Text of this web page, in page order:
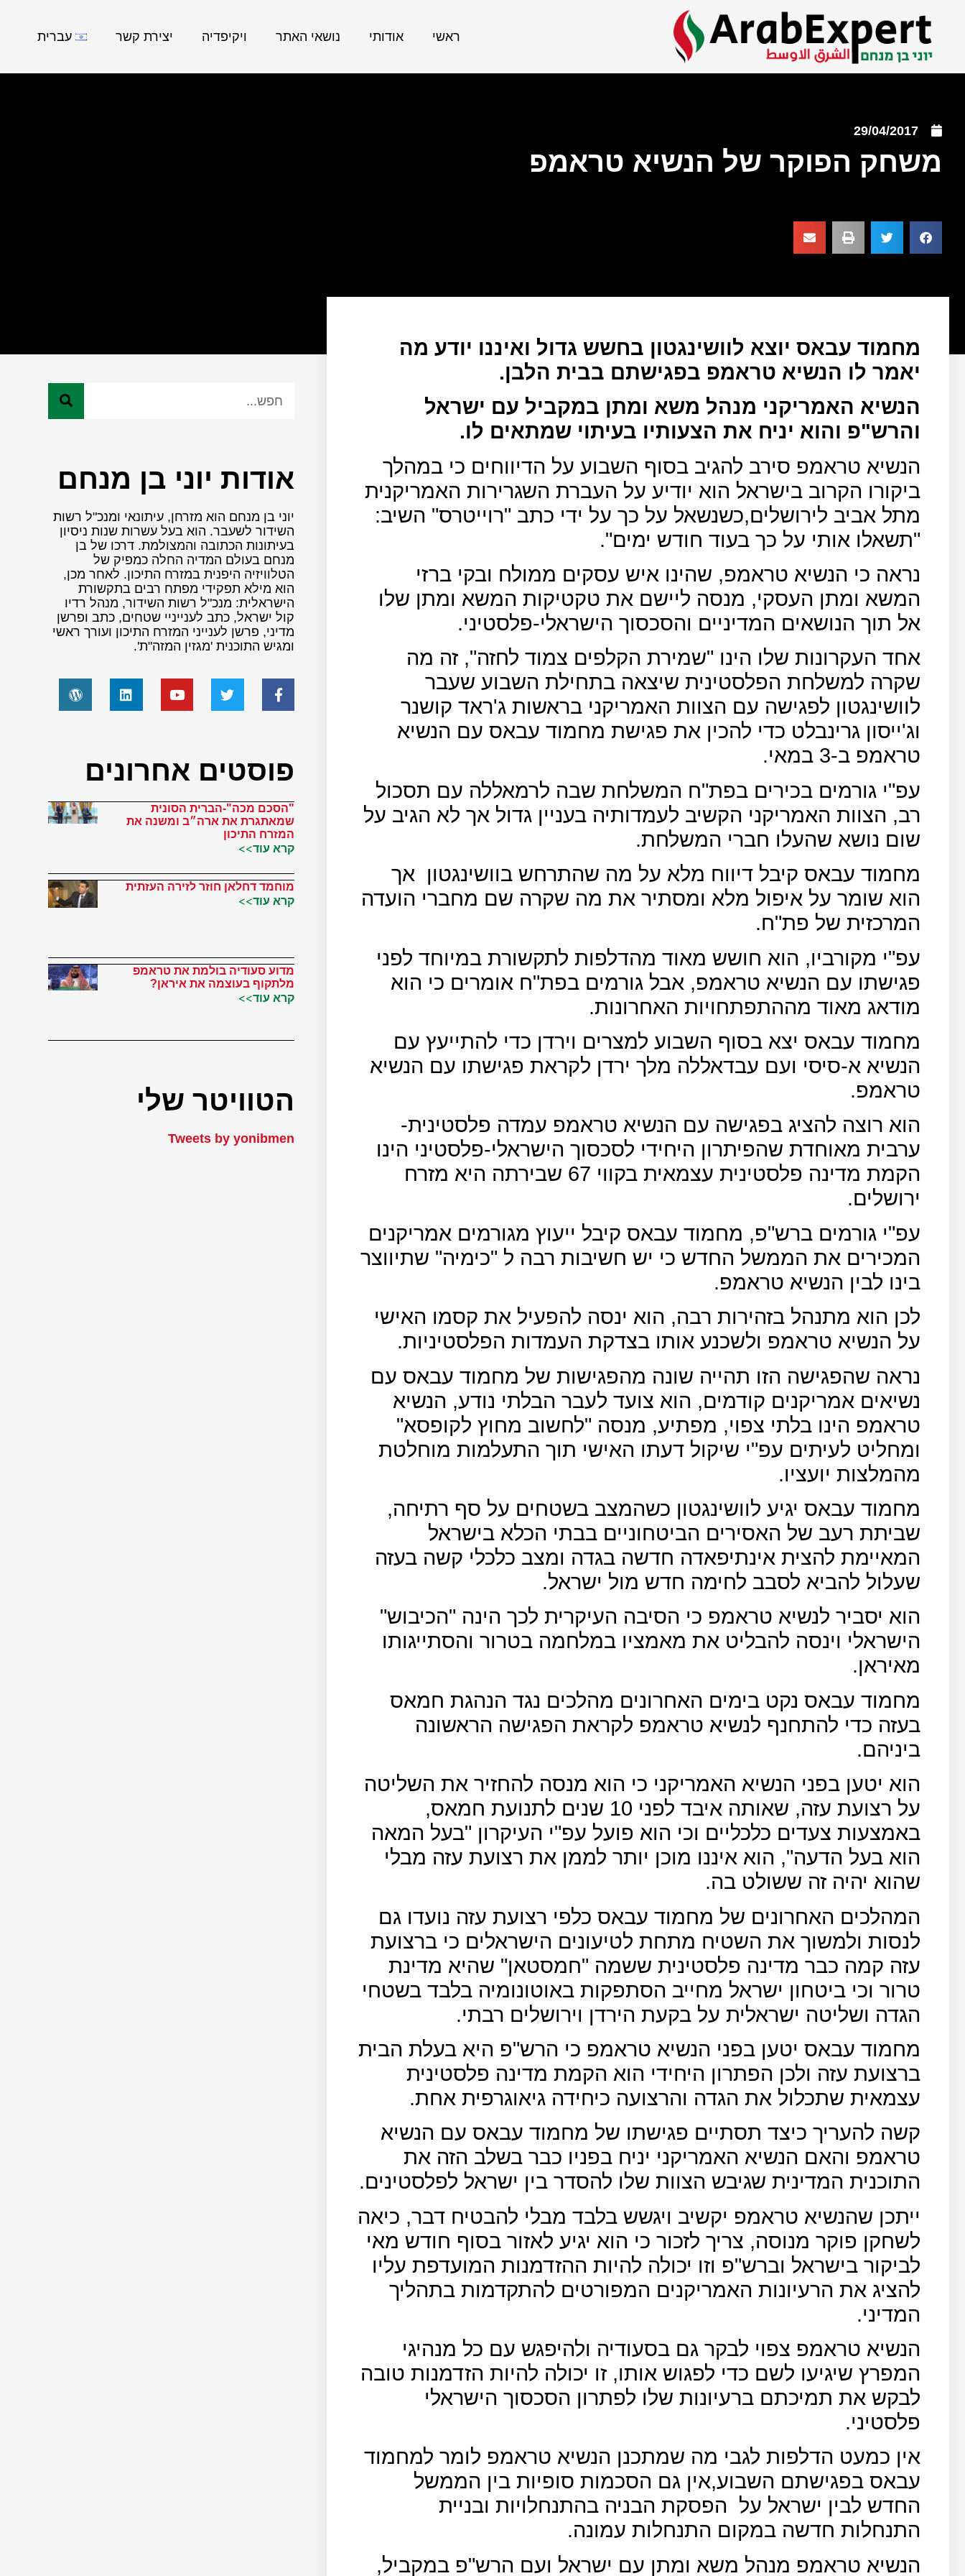
ראשי אודותי נושאי האתר ויקיפדיה יצירת קשר עברית
29/04/2017
משחק הפוקר של הנשיא טראמפ
מחמוד עבאס יוצא לוושינגטון בחשש גדול ואיננו יודע מה
יאמר לו הנשיא טראמפ בפגישתם בבית הלבן.
הנשיא האמריקני מנהל משא ומתן במקביל עם ישראל
והרש"פ והוא יניח את הצעותיו בעיתוי שמתאים לו.
הנשיא טראמפ סירב להגיב בסוף השבוע על הדיווחים כי במהלך
ביקורו הקרוב בישראל הוא יודיע על העברת השגרירות האמריקנית
מתל אביב לירושלים,כשנשאל על כך על ידי כתב "רוייטרס" השיב:
"תשאלו אותי על כך בעוד חודש ימים".
נראה כי הנשיא טראמפ, שהינו איש עסקים ממולח ובקי ברזי
המשא ומתן העסקי, מנסה ליישם את טקטיקות המשא ומתן שלו
אל תוך הנושאים המדיניים והסכסוך הישראלי-פלסטיני.
אחד העקרונות שלו הינו "שמירת הקלפים צמוד לחזה", זה מה
שקרה למשלחת הפלסטינית שיצאה בתחילת השבוע שעבר
לוושינגטון לפגישה עם הצוות האמריקני בראשות ג'ראד קושנר
וג'ייסון גרינבלט כדי להכין את פגישת מחמוד עבאס עם הנשיא
טראמפ ב-3 במאי.
עפ"י גורמים בכירים בפת"ח המשלחת שבה לרמאללה עם תסכול
רב, הצוות האמריקני הקשיב לעמדותיה בעניין גדול אך לא הגיב על
שום נושא שהעלו חברי המשלחת.
מחמוד עבאס קיבל דיווח מלא על מה שהתרחש בוושינגטון אך
הוא שומר על איפול מלא ומסתיר את מה שקרה שם מחברי הועדה
המרכזית של פת"ח.
עפ"י מקורביו, הוא חושש מאוד מהדלפות לתקשורת במיוחד לפני
פגישתו עם הנשיא טראמפ, אבל גורמים בפת"ח אומרים כי הוא
מודאג מאוד מההתפתחויות האחרונות.
מחמוד עבאס יצא בסוף השבוע למצרים וירדן כדי להתייעץ עם
הנשיא א-סיסי ועם עבדאללה מלך ירדן לקראת פגישתו עם הנשיא
טראמפ.
הוא רוצה להציג בפגישה עם הנשיא טראמפ עמדה פלסטינית-
ערבית מאוחדת שהפיתרון היחידי לסכסוך הישראלי-פלסטיני הינו
הקמת מדינה פלסטינית עצמאית בקווי 67 שבירתה היא מזרח
ירושלים.
עפ"י גורמים ברש"פ, מחמוד עבאס קיבל ייעוץ מגורמים אמריקנים
המכירים את הממשל החדש כי יש חשיבות רבה ל "כימיה" שתיווצר
בינו לבין הנשיא טראמפ.
לכן הוא מתנהל בזהירות רבה, הוא ינסה להפעיל את קסמו האישי
על הנשיא טראמפ ולשכנע אותו בצדקת העמדות הפלסטיניות.
נראה שהפגישה הזו תהייה שונה מהפגישות של מחמוד עבאס עם
נשיאים אמריקנים קודמים, הוא צועד לעבר הבלתי נודע, הנשיא
טראמפ הינו בלתי צפוי, מפתיע, מנסה "לחשוב מחוץ לקופסא"
ומחליט לעיתים עפ"י שיקול דעתו האישי תוך התעלמות מוחלטת
מהמלצות יועציו.
מחמוד עבאס יגיע לוושינגטון כשהמצב בשטחים על סף רתיחה,
שביתת רעב של האסירים הביטחוניים בבתי הכלא בישראל
המאיימת להצית אינתיפאדה חדשה בגדה ומצב כלכלי קשה בעזה
שעלול להביא לסבב לחימה חדש מול ישראל.
הוא יסביר לנשיא טראמפ כי הסיבה העיקרית לכך הינה "הכיבוש"
הישראלי וינסה להבליט את מאמציו במלחמה בטרור והסתייגותו
מאיראן.
מחמוד עבאס נקט בימים האחרונים מהלכים נגד הנהגת חמאס
בעזה כדי להתחנף לנשיא טראמפ לקראת הפגישה הראשונה
ביניהם.
הוא יטען בפני הנשיא האמריקני כי הוא מנסה להחזיר את השליטה
על רצועת עזה, שאותה איבד לפני 10 שנים לתנועת חמאס,
באמצעות צעדים כלכליים וכי הוא פועל עפ"י העיקרון "בעל המאה
הוא בעל הדעה", הוא איננו מוכן יותר לממן את רצועת עזה מבלי
שהוא יהיה זה ששולט בה.
המהלכים האחרונים של מחמוד עבאס כלפי רצועת עזה נועדו גם
לנסות ולמשוך את השטיח מתחת לטיעונים הישראלים כי ברצועת
עזה קמה כבר מדינה פלסטינית ששמה "חמסטאן" שהיא מדינת
טרור וכי ביטחון ישראל מחייב הסתפקות באוטונומיה בלבד בשטחי
הגדה ושליטה ישראלית על בקעת הירדן וירושלים רבתי.
מחמוד עבאס יטען בפני הנשיא טראמפ כי הרש"פ היא בעלת הבית
ברצועת עזה ולכן הפתרון היחידי הוא הקמת מדינה פלסטינית
עצמאית שתכלול את הגדה והרצועה כיחידה גיאוגרפית אחת.
קשה להעריך כיצד תסתיים פגישתו של מחמוד עבאס עם הנשיא
טראמפ והאם הנשיא האמריקני יניח בפניו כבר בשלב הזה את
התוכנית המדינית שגיבש הצוות שלו להסדר בין ישראל לפלסטינים.
ייתכן שהנשיא טראמפ יקשיב ויגשש בלבד מבלי להבטיח דבר, כיאה
לשחקן פוקר מנוסה, צריך לזכור כי הוא יגיע לאזור בסוף חודש מאי
לביקור בישראל וברש"פ וזו יכולה להיות ההזדמנות המועדפת עליו
להציג את הרעיונות האמריקנים המפורטים להתקדמות בתהליך
המדיני.
הנשיא טראמפ צפוי לבקר גם בסעודיה ולהיפגש עם כל מנהיגי
המפרץ שיגיעו לשם כדי לפגוש אותו, זו יכולה להיות הזדמנות טובה
לבקש את תמיכתם ברעיונות שלו לפתרון הסכסוך הישראלי
פלסטיני.
אין כמעט הדלפות לגבי מה שמתכנן הנשיא טראמפ לומר למחמוד
עבאס בפגישתם השבוע,אין גם הסכמות סופיות בין הממשל
החדש לבין ישראל על הפסקת הבניה בהתנחלויות ובניית
התנחלות חדשה במקום התנחלות עמונה.
הנשיא טראמפ מנהל משא ומתן עם ישראל ועם הרש"פ במקביל,
אודות יוני בן מנחם
יוני בן מנחם הוא מזרחן, עיתונאי ומנכ"ל רשות
השידור לשעבר. הוא בעל עשרות שנות ניסיון
בעיתונות הכתובה והמצולמת. דרכו של בן
מנחם בעולם המדיה החלה כמפיק של
הטלוויזיה היפנית במזרח התיכון. לאחר מכן,
הוא מילא תפקידי מפתח רבים בתקשורת
הישראלית: מנכ"ל רשות השידור, מנהל רדיו
קול ישראל, כתב לענייניי שטחים, כתב ופרשן
מדיני, פרשן לענייני המזרח התיכון ועורך ראשי
ומגיש התוכנית 'מגזין המזה"ת'.
פוסטים אחרונים
"הסכם מכה"-הברית הסונית
שמאתגרת את ארה״ב ומשנה את
המזרח התיכון
קרא עוד>>
מוחמד דחלאן חוזר לזירה העזתית
קרא עוד>>
מדוע סעודיה בולמת את טראמפ
מלתקוף בעוצמה את איראן?
קרא עוד>>
הטוויטר שלי
Tweets by yonibmen